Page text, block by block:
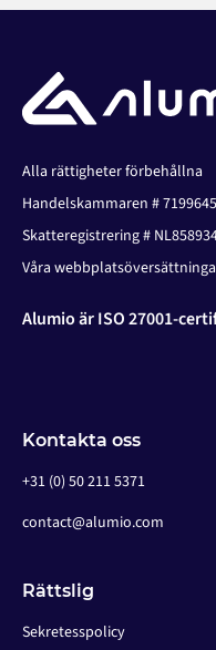
Alla rättigheter förbehållna
Handelskammaren #
Skatteregistrering #
Våra
Alumio är ISO 27001-
Kontakta oss
+31 (0) 50 211 5371
contact@alumio.com
Rättslig
Sekretesspolicy